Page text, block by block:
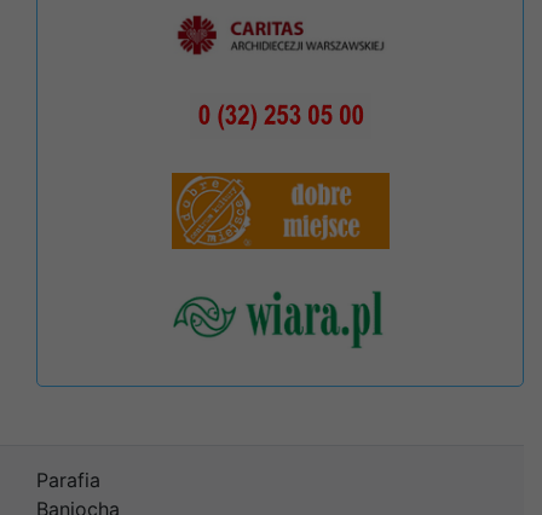
Parafia
Baniocha